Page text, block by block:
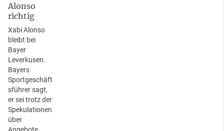
Alonso
richtig
Xabi Alonso
bleibt bei
Bayer
Leverkusen.
Bayers
Sportgeschäft
sführer sagt,
er sei trotz der
Spekulationen
über
Angebote